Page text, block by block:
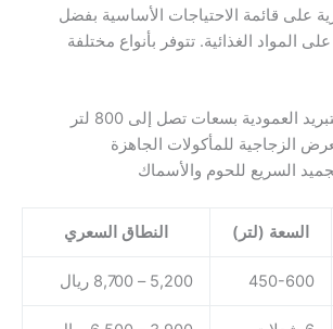
على قائمة الاحتياجات الأساسية بفضل
المواد الغذائية. تتوفر بأنواع مختلفة
العمودية بسعات تصل إلى 800 لتر
الزجاجية للمأكولات الجاهزة
السريع للحوم والأسماك
السعة (لتر) النطاق السعري
450-600 5,200 – 8,700 ريال